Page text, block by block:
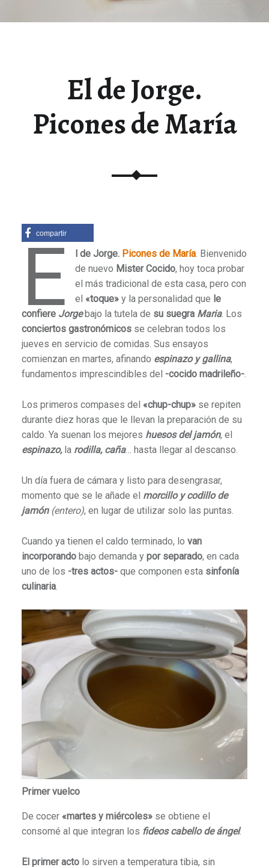
El de Jorge.
Picones de María
compartir
E l de Jorge. Picones de María. Bienvenido
de nuevo Mister Cocido, hoy toca probar
el más tradicional de esta casa, pero con
el«toque» y la personalidad que le
confiere Jorge bajo la tutela de su suegra Maria. Los
conciertos gastronómicosse celebran todos los
jueves en servicio de comidas. Sus ensayos
comienzan en martes, afinando espinazo y gallina,
fundamentos imprescindibles del -cocido madrileño-.
Los primeros compases del «chup-chup»se repiten
durante diez horas que le llevan la preparación de su
caldo. Ya suenan los mejores huesos del jamón, el
espinazo, larodilla, caña… hasta llegar al descanso.
Un día fuera de cámara y listo para desengrasar,
momento que se le añade el morcillo y codillo de
jamón (entero), en lugar de utilizar solo las puntas.
Cuando ya tienen el caldo terminado, lo van
incorporando bajo demanda y por separado, en cada
uno de los -tres actos-que componen esta sinfonía
culinaria.
Primer vuelco
De cocer «martes y miércoles»se obtiene el
consomé al que integran los fideos cabello de ángel.
El primer actolo sirven a temperatura tibia, sin